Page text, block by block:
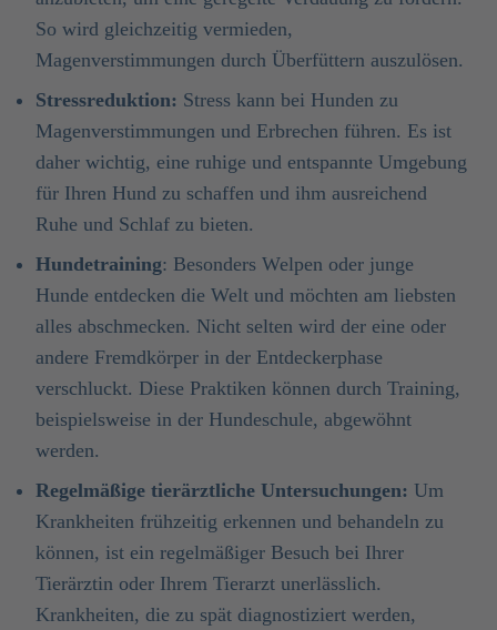
So wird gleichzeitig vermieden,
Magenverstimmungen durch Überfüttern auszulösen.
Stressreduktion: Stress kann bei Hunden zu
Magenverstimmungen und Erbrechen führen. Es ist
daher wichtig, eine ruhige und entspannte Umgebung
für Ihren Hund zu schaffen und ihm ausreichend
Ruhe und Schlaf zu bieten.
Hundetraining: Besonders Welpen oder junge
Hunde entdecken die Welt und möchten am liebsten
alles abschmecken. Nicht selten wird der eine oder
andere Fremdkörper in der Entdeckerphase
verschluckt. Diese Praktiken können durch Training,
beispielsweise in der Hundeschule, abgewöhnt
werden.
Regelmäßige tierärztliche Untersuchungen: Um
Krankheiten frühzeitig erkennen und behandeln zu
können, ist ein regelmäßiger Besuch bei Ihrer
Tierärztin oder Ihrem Tierarzt unerlässlich.
Krankheiten, die zu spät diagnostiziert werden,